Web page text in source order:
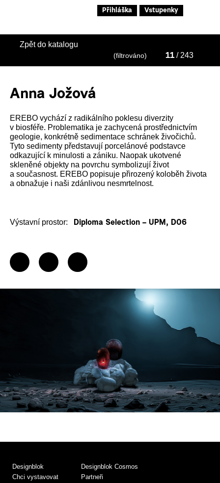
Přihláška Vstupenky
Zpět do katalogu
(filtrováno) 11 / 243
Anna Jožová
EREBO vychází z radikálního poklesu diverzity
v biosféře. Problematika je zachycená prostřednictvím
geologie, konkrétně sedimentace schránek živočichů.
Tyto sedimenty představují porcelánové podstavce
odkazující k minulosti a zániku. Naopak ukotvené
skleněné objekty na povrchu symbolizují život
a současnost. EREBO popisuje přirozený koloběh života
a obnažuje i naši zdánlivou nesmrtelnost.
Výstavní prostor: Diploma Selection – UPM, D06
Designblok
Chci vystavovat
Designblok Cosmos
Partneři